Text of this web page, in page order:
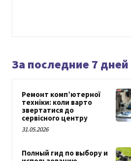
За последние 7 дней
Ремонт комп’ютерної
техніки: коли варто
звертатися до
сервісного центру
31.05.2026
Полный гид по выбору и